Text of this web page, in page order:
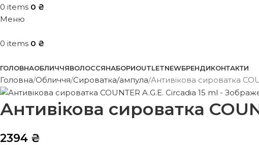
0 items 0 ₴
Меню
0 items 0 ₴
ГОЛОВНАОБЛИЧЧЯВОЛОССЯНАБОРИOUTLETNEWБРЕНДИКОНТАКТИ
Головна Обличчя Сироватка/ампула Антивікова сироватка
Антивікова сироватка
2394 ₴